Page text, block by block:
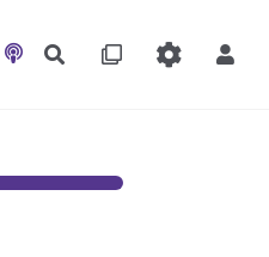
Rechercher